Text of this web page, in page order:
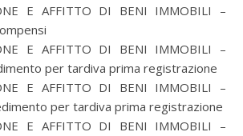
E AFFITTO DI BENI IMMOBILI –
E AFFITTO DI BENI IMMOBILI –
per tardiva prima registrazione
E AFFITTO DI BENI IMMOBILI –
per tardiva prima registrazione
E AFFITTO DI BENI IMMOBILI –